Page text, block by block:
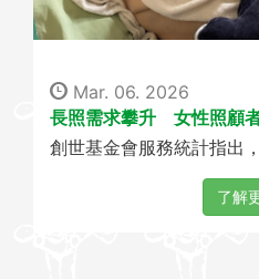
Mar. 06. 2026
長照需求攀升 女性照顧
創世基金會服務統計指出
了解